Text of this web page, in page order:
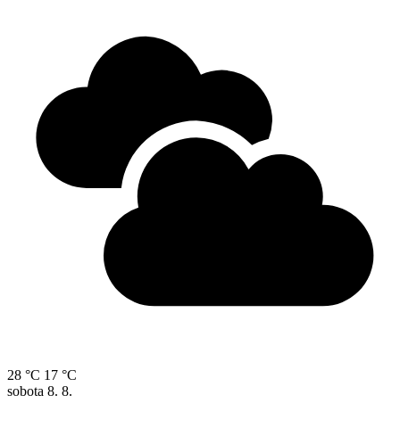
28 °C 17 °C
sobota 8. 8.